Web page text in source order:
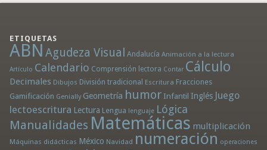
ETIQUETAS
ABN Agudeza Visual Andalucía Animación a la lectura
Artículo Calendario Comprensión lectora Contar Cálculo
Decimales Dibujos División tradicional Escritura Fracciones
Gamificación Genially Geometría humor Infantil Inglés Juego
lectoescritura Lectura Lengua lenguaje Lógica
Manualidades Matemáticas multiplicación
Máquinas didácticas México Navidad numeración operaciones